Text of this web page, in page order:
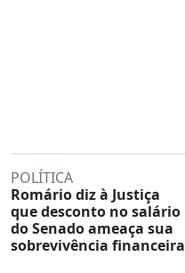
POLÍTICA
Romário diz à Justiça
que desconto no salário
do Senado ameaça sua
sobrevivência financeira